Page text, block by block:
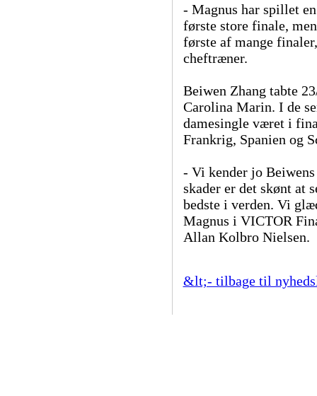
- Magnus har spillet
første store finale,
første af mange
cheftræner.
Beiwen Zhang tabte
Carolina Marin. I de
damesingle været i
Frankrig, Spanien og
- Vi kender jo
skader er det skønt at
bedste i verden. Vi
Magnus i VICTOR
Allan Kolbro Nielsen.
&lt;- tilbage til